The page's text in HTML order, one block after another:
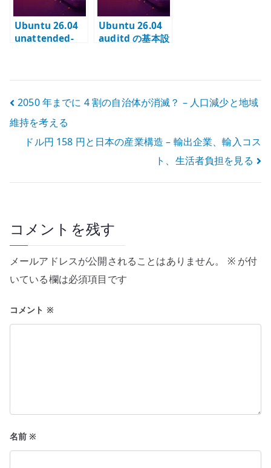
Ubuntu 26.04
unattended-
Ubuntu 26.04
auditd の基本設
投
稿
ナ
ビ
ー
シ
ョ
ン
2050 年までに 4 割の自治体が消滅？ – 人口減少と地域
維持を考える
ドル円 158 円と日本の産業構造 – 輸出企業、輸入コス
ト、生活者負担を見る
コメントを残す
メールアドレスが公開されることはありません。 ※が付
いている欄は必須項目です
コメント ※
名前※